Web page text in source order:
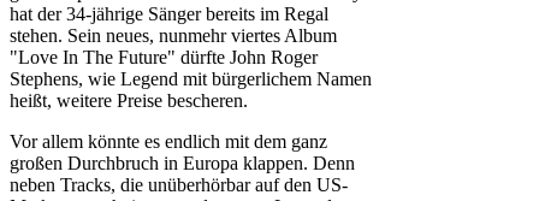
hat der 34-jährige Sänger bereits im Regal
stehen. Sein neues, nunmehr viertes Album
"Love In The Future" dürfte John Roger
Stephens, wie Legend mit bürgerlichem Namen
heißt, weitere Preise bescheren.
Vor allem könnte es endlich mit dem ganz
großen Durchbruch in Europa klappen. Denn
neben Tracks, die unüberhörbar auf den US-